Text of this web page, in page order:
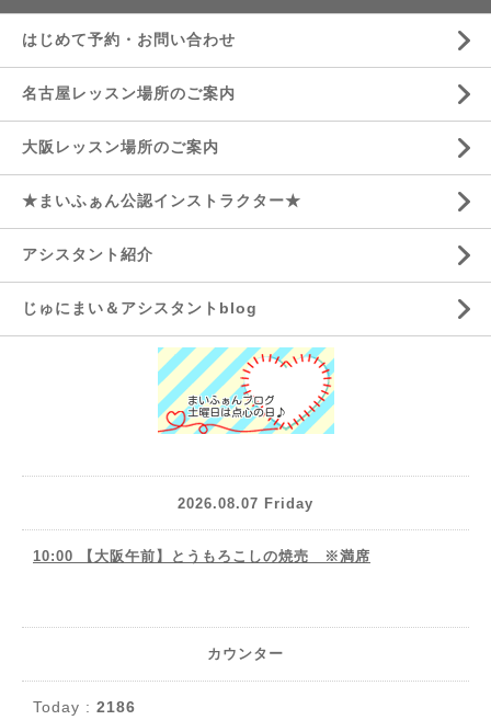
はじめて予約・お問い合わせ
名古屋レッスン場所のご案内
大阪レッスン場所のご案内
★まいふぁん公認インストラクター★
アシスタント紹介
じゅにまい＆アシスタントblog
2026.08.07 Friday
10:00 【大阪午前】とうもろこしの焼売 ※満席
カウンター
Today : 2186